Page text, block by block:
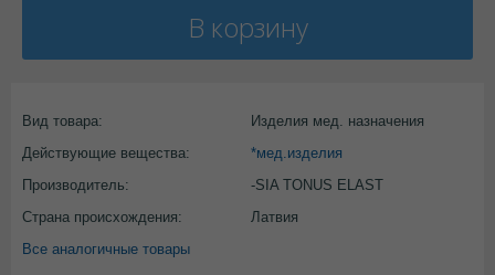
В корзину
Вид товара:
Изделия мед. назначения
Действующие вещества:
*мед.изделия
Производитель:
-SIA TONUS ELAST
Страна происхождения:
Латвия
Все аналогичные товары